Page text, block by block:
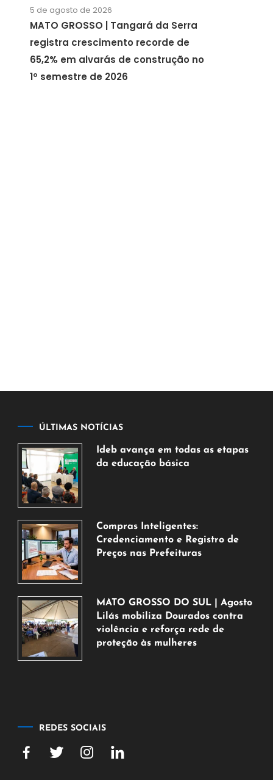
5 de agosto de 2026
MATO GROSSO | Tangará da Serra
registra crescimento recorde de
65,2% em alvarás de construção no
1º semestre de 2026
ÚLTIMAS NOTÍCIAS
Ideb avança em todas as etapas
da educação básica
de
2026
Compras Inteligentes:
Credenciamento e Registro de
Preços nas Prefeituras
agosto
de
2026
MATO GROSSO DO SUL | Agosto
Lilás mobiliza Dourados contra
violência e reforça rede de
proteção às mulheres
REDES SOCIAIS